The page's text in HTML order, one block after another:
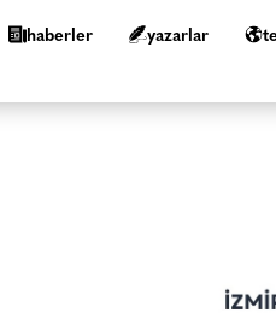
haberler yazarlar